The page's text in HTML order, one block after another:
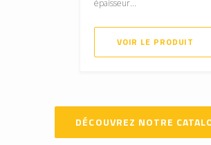
épaisseur...
VOIR LE PRODUIT
DÉCOUVREZ NOTRE